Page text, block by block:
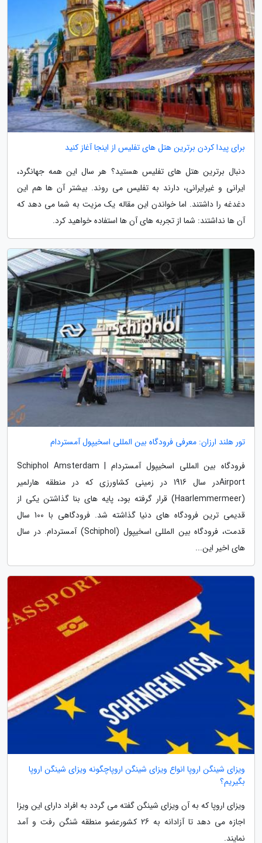
برای پیدا کردن برترین هتل های تفلیس از اینجا آغاز کنید
دنبال برترین هتل های تفلیس هستید؟ هر سال این همه جهانگرد،
ایرانی و غیرایرانی، دارند به تفلیس می روند. بیشتر آن ها هم این
دغدغه را داشتند. اما خواندن این مقاله یک مزیت به شما می دهد که
آن ها نداشتند: شما از تجربه های آن ها استفاده خواهید کرد.
تور هلند ارزان: معرفی فرودگاه بین المللی اسخیپول آمستردام
فرودگاه بین المللی اسخیپول آمستردام | Schiphol Amsterdam
Airportدر سال 1916 در زمینی کشاورزی که در منطقه هارلمیر
(Haarlemmermeer) قرار گرفته بود، پایه های بنا گذاشتن یکی از
قدیمی ترین فرودگاه های دنیا گذاشته شد. فرودگاهی با 100 سال
قدمت، فرودگاه بین المللی اسخیپول (Schiphol) آمستردام. در سال
های اخیر این...
ویزای شینگن اروپا انواع ویزای شینگن اروپاچگونه ویزای شینگن اروپا
بگیریم؟
ویزای اروپا که به آن ویزای شینگن گفته می گردد به افراد دارای این ویزا
اجازه می دهد تا آزادانه به 26 کشورعضو منطقه شنگن رفت و آمد
نمایند.